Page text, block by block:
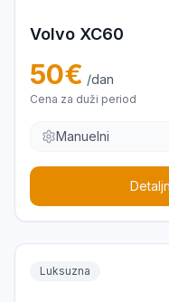
Volvo XC60
50€ /dan
Cena za duži period
Manuelni
Luksuzna